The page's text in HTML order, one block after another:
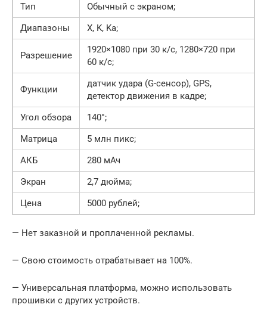
Тип
Обычный с экраном;
Диапазоны
X, K, Kа;
Разрешение
1920×1080 при 30 к/с, 1280×720 при
60 к/с;
Функции
датчик удара (G-сенсор), GPS,
детектор движения в кадре;
Угол обзора
140°;
Матрица
5 млн пикс;
АКБ
280 мАч
Экран
2,7 дюйма;
Цена
5000 рублей;
— Нет заказной и проплаченной рекламы.
— Свою стоимость отрабатывает на 100%.
— Универсальная платформа, можно использовать
прошивки с других устройств.